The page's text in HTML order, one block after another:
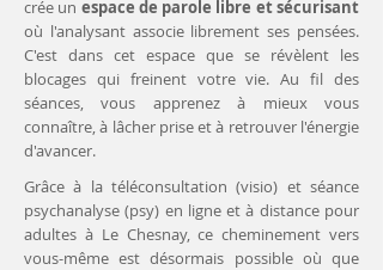
crée un espace de parole libre et sécurisant
où l'analysant associe librement ses pensées.
C'est dans cet espace que se révèlent les
blocages qui freinent votre vie. Au fil des
séances, vous apprenez à mieux vous
connaître, à lâcher prise et à retrouver l'énergie
d'avancer.
Grâce à la téléconsultation (visio) et séance
psychanalyse (psy) en ligne et à distance pour
adultes à Le Chesnay, ce cheminement vers
vous-même est désormais possible où que